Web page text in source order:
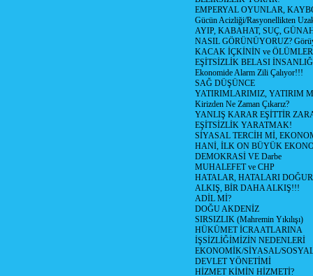
EMPERYAL OYUNLAR,
Gücün Acizliği/Rasyonellikten
AYIP, KABAHAT, SUÇ,
NASIL GÖRÜNÜYORUZ?
KACAK İÇKİNİN ve
EŞİTSİZLİK BELASI
Ekonomide Alarm Zili Çalıyor!!!
SAĞ DÜŞÜNCE
YATIRIMLARIMIZ, YATIRIM
Kirizden Ne Zaman Çıkarız?
YANLIŞ KARAR EŞİTTİR
EŞİTSİZLİK YARATMAK!
SİYASAL TERCİH Mİ,
HANİ, İLK ON BÜYÜK
DEMOKRASİ VE Darbe
MUHALEFET ve CHP
HATALAR, HATALARI
ALKIŞ, BİR DAHA ALKIŞ!!!
ADİL Mİ?
DOĞU AKDENİZ
SIRSIZLIK (Mahremin Yıkılışı)
HÜKÜMET İCRAATLARINA
İŞSİZLİĞİMİZİN NEDENLERİ
EKONOMİK/SİYASAL/
DEVLET YÖNETİMİ
HİZMET KİMİN HİZMETİ?